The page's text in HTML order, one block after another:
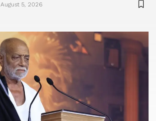
August 5, 2026